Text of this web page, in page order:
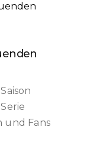
und Fans